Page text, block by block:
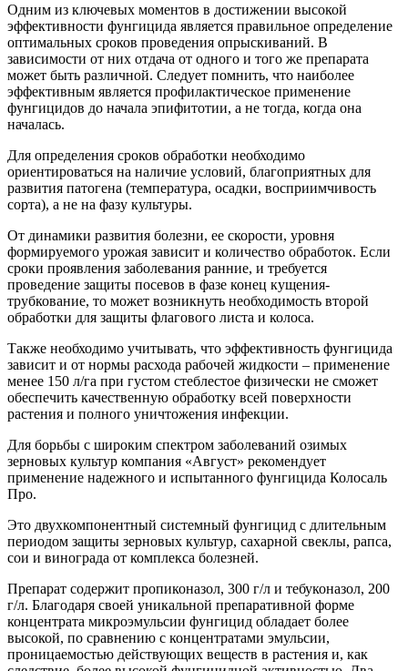
Одним из ключевых моментов в достижении высокой
эффективности фунгицида является правильное определение
оптимальных сроков проведения опрыскиваний. В
зависимости от них отдача от одного и того же препарата
может быть различной. Следует помнить, что наиболее
эффективным является профилактическое применение
фунгицидов до начала эпифитотии, а не тогда, когда она
началась.
Для определения сроков обработки необходимо
ориентироваться на наличие условий, благоприятных для
развития патогена (температура, осадки, восприимчивость
сорта), а не на фазу культуры.
От динамики развития болезни, ее скорости, уровня
формируемого урожая зависит и количество обработок. Если
сроки проявления заболевания ранние, и требуется
проведение защиты посевов в фазе конец кущения-
трубкование, то может возникнуть необходимость второй
обработки для защиты флагового листа и колоса.
Также необходимо учитывать, что эффективность фунгицида
зависит и от нормы расхода рабочей жидкости – применение
менее 150 л/га при густом стеблестое физически не сможет
обеспечить качественную обработку всей поверхности
растения и полного уничтожения инфекции.
Для борьбы с широким спектром заболеваний озимых
зерновых культур компания «Август» рекомендует
применение надежного и испытанного фунгицида Колосаль
Про.
Это двухкомпонентный системный фунгицид с длительным
периодом защиты зерновых культур, сахарной свеклы, рапса,
сои и винограда от комплекса болезней.
Препарат содержит пропиконазол, 300 г/л и тебуконазол, 200
г/л. Благодаря своей уникальной препаративной форме
концентрата микроэмульсии фунгицид обладает более
высокой, по сравнению с концентратами эмульсии,
проницаемостью действующих веществ в растения и, как